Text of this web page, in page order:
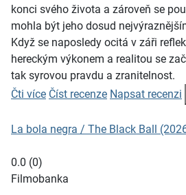
konci svého života a zároveň se
mohla být jeho dosud
Když se naposledy ocitá v záři
hereckým výkonem a realitou se
tak syrovou pravdu a zranitelnost.
Čti více Číst recenze Napsat recenzi
La bola negra / The Black Ball
0.0 (0)
Filmobanka